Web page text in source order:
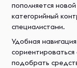
пополняется
категорийный
специалистами.
Удобная
подобрать